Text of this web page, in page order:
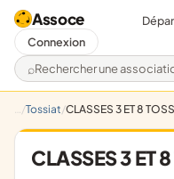
Assoce
Rechercher une
Connexion
Tossiat CLASSES 3 ET 8
CLASSES 3 ET